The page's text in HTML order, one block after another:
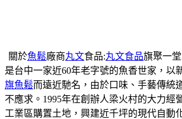
關於魚鬆廠商丸文食品:丸文食品旗聚一
是台中一家近60年老字號的魚香世家，以
旗魚鬆而遠近馳名，由於口味、手藝傳統
不應求。1995年在創辦人梁火村的大力經
工業區購置土地，興建近千坪的現代自動